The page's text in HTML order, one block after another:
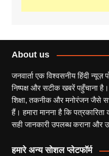
About us
जनवार्ता एक विश्वसनीय हिंदी न्यूज़
निष्पक्ष और सटीक खबरें पहुँचाना
शिक्षा, तकनीक और मनोरंजन जैसे
हैं। हमारा मानना है कि
सही जानकारी उपलब्ध कराना और
हमारे अन्य सोशल प्लेटफॉर्म